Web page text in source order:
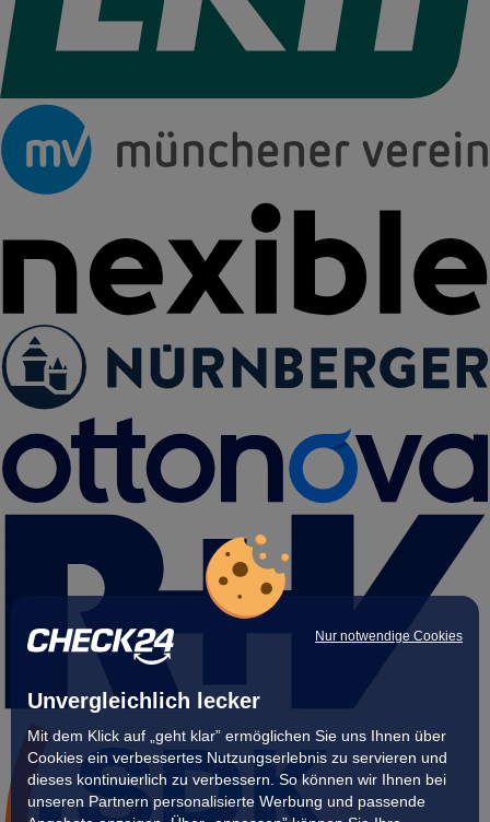
Nur notwendige Cookies
Unvergleichlich lecker
Mit dem Klick auf „geht klar” ermöglichen Sie uns Ihnen über
Cookies ein verbessertes Nutzungserlebnis zu servieren und
dieses kontinuierlich zu verbessern. So können wir Ihnen bei
unseren Partnern personalisierte Werbung und passende